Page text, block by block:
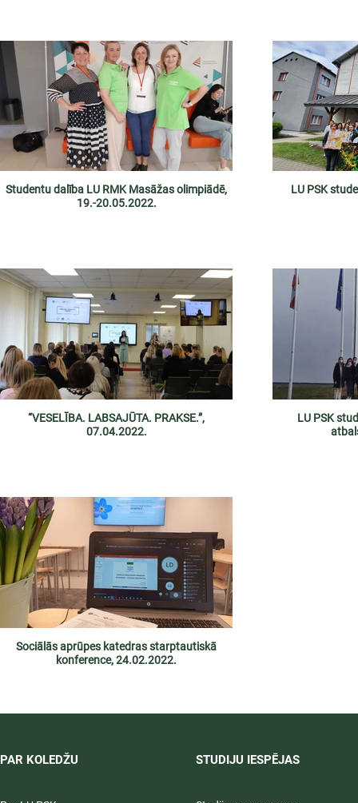
Studentu dalība LU RMK Masāžas olimpiādē,
19.-20.05.2022.
LU PSK
“VESELĪBA. LABSAJŪTA. PRAKSE.”,
07.04.2022.
LU PSK
Sociālās aprūpes katedras starptautiskā
konference, 24.02.2022.
PAR KOLEDŽU STUDIJU IESPĒJAS